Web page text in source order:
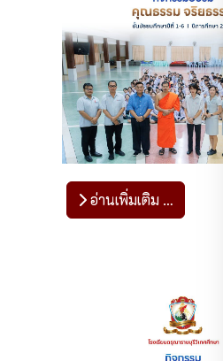
อ่านเพิ่มเติม …